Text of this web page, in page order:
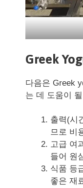
Greek
다음은 Greek
는 데 도움이
출력(시
므로 비
고급 여
들어 원
식품 등
좋은 재